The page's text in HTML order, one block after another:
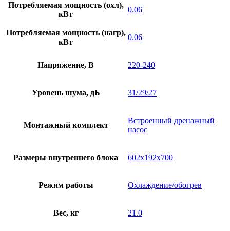
Потребляемая мощность (охл),
кВт
0.06
Потребляемая мощность (нагр),
кВт
0.06
Напряжение, В 220-240
Уровень шума, дБ 31/29/27
Монтажный комплект
Встроенный дренажный
насос
Размеры внутреннего блока 602х192х700
Режим работы Охлаждение/обогрев
Вес, кг 21.0